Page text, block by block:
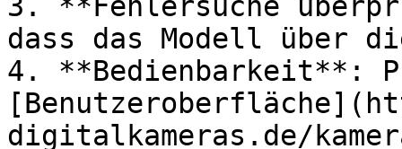
dass das Modell über
4. **Bedienbarkeit**:
digitalkameras.de/